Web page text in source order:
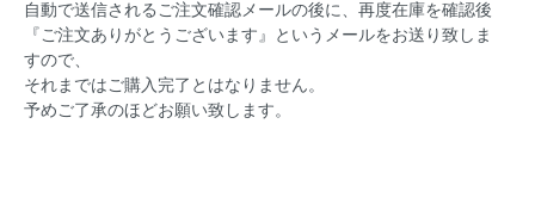
自動で送信されるご注文確認メールの後に、再度在庫を確認後
『ご注文ありがとうございます』というメールをお送り致しま
すので、
それまではご購入完了とはなりません。
予めご了承のほどお願い致します。